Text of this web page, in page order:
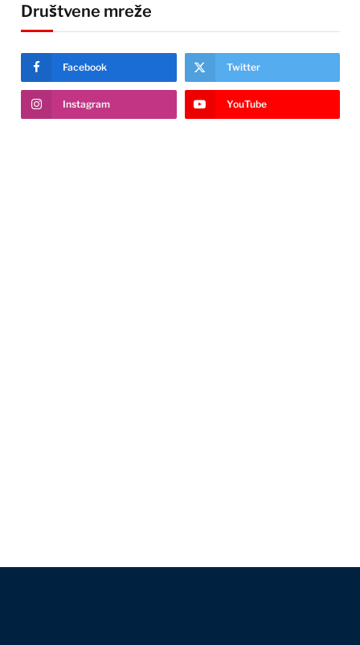
Društvene mreže
Facebook Twitter
Instagram YouTube